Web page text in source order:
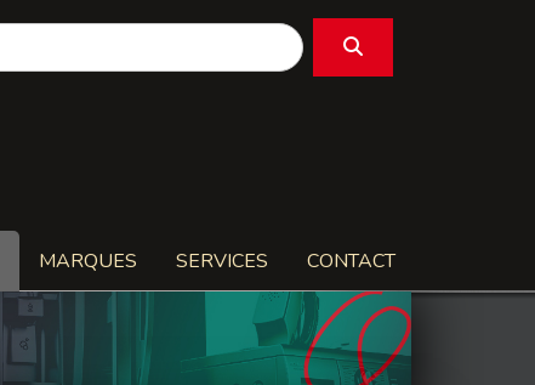
MARQUES SERVICES CONTACT